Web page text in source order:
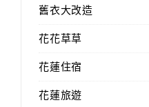
舊衣大改造
花花草草
花蓮住宿
花蓮旅遊